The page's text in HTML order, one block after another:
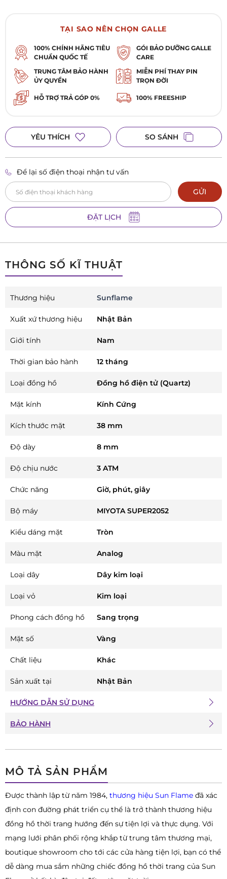
TẠI SAO NÊN CHỌN GALLE
100% CHÍNH HÃNG TIÊU
CHUẨN QUỐC TẾ
GÓI BẢO DƯỠNG GALLE
CARE
TRUNG TÂM BẢO HÀNH
ỦY QUYỀN
MIỄN PHÍ THAY PIN
TRỌN ĐỜI
HỖ TRỢ TRẢ GÓP 0% 100% FREESHIP
YÊU THÍCH SO SÁNH
Để lại số điện thoại nhận tư vấn
GỬI
ĐẶT LỊCH
MÔ TẢ SẢN PHẨM
Được thành lập từ năm 1984, thương hiệu Sun Flame đã xác
định con đường phát triển cụ thể là trở thành thương hiệu
đồng hồ thời trang hướng đến sự tiện lợi và thực dụng. Với
mạng lưới phân phối rộng khắp từ trung tâm thương mại,
boutique showroom cho tới các cửa hàng tiện lợi, bạn có thể
dễ dàng mua sắm những chiếc đồng hồ thời trang của Sun
THÔNG SỐ KĨ THUẬT
Thương hiệu Sunflame
Xuất xứ thương hiệu Nhật Bản
Giới tính Nam
Thời gian bảo hành 12 tháng
Loại đồng hồ Đồng hồ điện tử (Quartz)
Mặt kính Kính Cứng
Kích thước mặt 38 mm
Độ dày 8 mm
Độ chịu nước 3 ATM
Chức năng Giờ, phút, giây
Bộ máy MIYOTA SUPER2052
Kiểu dáng mặt Tròn
Màu mặt Analog
Loại dây Dây kim loại
Loại vỏ Kim loại
Phong cách đồng hồ Sang trọng
Mặt số Vàng
Chất liệu Khác
Sản xuất tại Nhật Bản
HƯỚNG DẪN SỬ DỤNG
BẢO HÀNH